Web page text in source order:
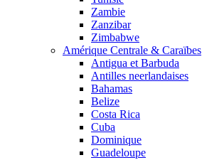
Zambie
Zanzibar
Zimbabwe
Amérique Centrale & Caraïbes
Antigua et Barbuda
Antilles neerlandaises
Bahamas
Belize
Costa Rica
Cuba
Dominique
Guadeloupe